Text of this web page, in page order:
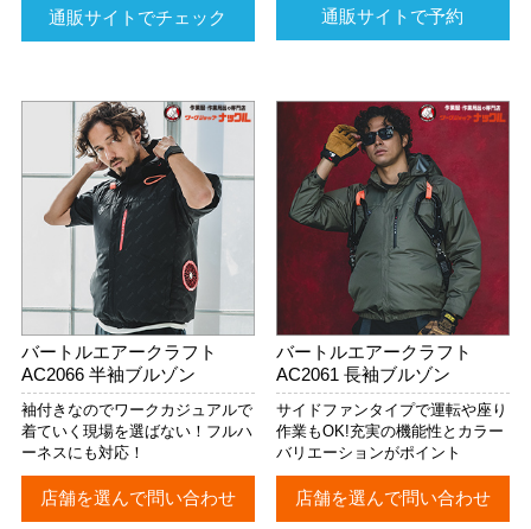
通販サイトでチェック 通販サイトで予約
バートルエアークラフト
AC2066 半袖ブルゾン
袖付きなのでワークカジュアルで
着ていく現場を選ばない！フルハ
ーネスにも対応！
店舗を選んで問い合わせ
バートルエアークラフト
AC2061 長袖ブルゾン
サイドファンタイプで運転や座り
作業もOK!充実の機能性とカラー
バリエーションがポイント
店舗を選んで問い合わせ